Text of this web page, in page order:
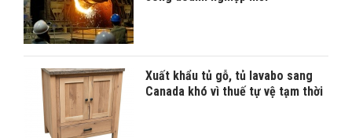
Xuất khẩu tủ gỗ, tủ lavabo sang
Canada khó vì thuế tự vệ tạm thời